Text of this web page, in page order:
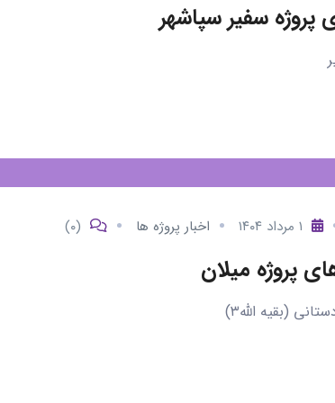
پروژه سفیر سپاشهر
۱ مرداد ۱۴۰۴ اخبار پروژه ها (۰)
پروژه میلان
(بقیه الله۳)